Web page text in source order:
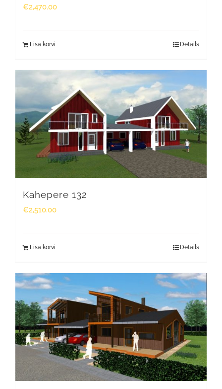
€2,470.00
Lisa korvi Details
Kahepere 132
€2,510.00
Lisa korvi Details